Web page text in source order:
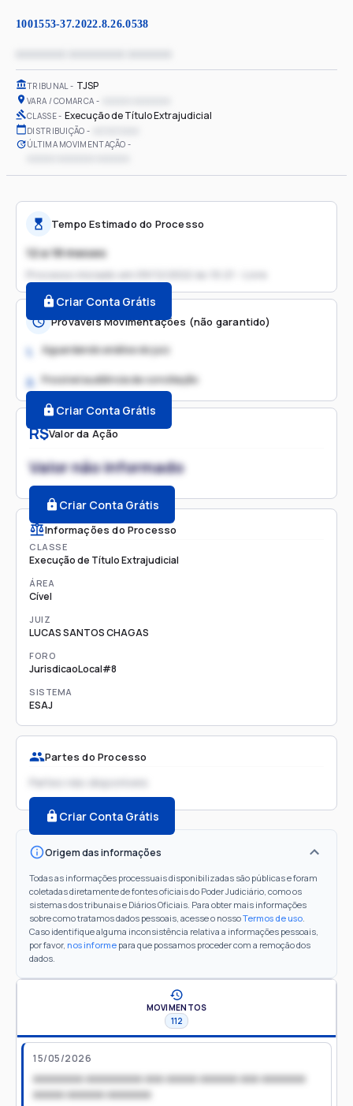
1001553-37.2022.8.26.0538
TRIBUNAL TJSP
VARA / COMARCA
CLASSE Execução de Título Extrajudicial
DISTRIBUIÇÃO
ÚLTIMA MOVIMENTAÇÃO
R$Valor da Ação
Valor não informado
Criar Conta Grátis
Informações do Processo
CLASSE
Execução de Título Extrajudicial
ÁREA
Cível
JUIZ
LUCAS SANTOS CHAGAS
FORO
JurisdicaoLocal#8
SISTEMA
ESAJ
Partes do Processo
Partes não disponíveis
Criar Conta Grátis
Origem das informações
Todas as informações processuais disponibilizadas são públicas e foram
coletadas diretamente de fontes oficiais do Poder Judiciário, como os
sistemas dos tribunais e Diários Oficiais. Para obter mais informações
sobre como tratamos dados pessoais, acesse o nossoTermos de uso.
Caso identifique alguma inconsistência relativa a informações pessoais,
por favor, nos informe para que possamos proceder com a remoção dos
dados.
Tempo Estimado do Processo
12 a 18 meses
Processo iniciado em 09/12/2022 às 10:21 - Livre
Criar Conta Grátis
Prováveis Movimentações (não garantido)
1. Aguardando análise do juiz
2. Possível audiência de conciliação
Criar Conta Grátis
MOVIMENTOS
112
15/05/2026
xxxxxxxx xxxxxxxxx xxx xxxxx xxxxxx xxx xxxxxxx
xxxxx xxxxxx xxxxxxx